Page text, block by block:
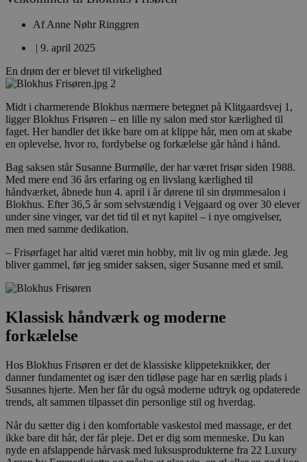
AfAnne Nøhr Ringgren
| 9. april 2025
En drøm der er blevet til virkelighed
Midt i charmerende Blokhus nærmere betegnet på Klitgaardsvej 1,
ligger Blokhus Frisøren – en lille ny salon med stor kærlighed til
faget. Her handler det ikke bare om at klippe hår, men om at skabe
en oplevelse, hvor ro, fordybelse og forkælelse går hånd i hånd.
Bag saksen står Susanne Burmølle, der har været frisør siden 1988.
Med mere end 36 års erfaring og en livslang kærlighed til
håndværket, åbnede hun 4. april i år dørene til sin drømmesalon i
Blokhus. Efter 36,5 år som selvstændig i Vejgaard og over 30 elever
under sine vinger, var det tid til et nyt kapitel – i nye omgivelser,
men med samme dedikation.
– Frisørfaget har altid været min hobby, mit liv og min glæde. Jeg
bliver gammel, før jeg smider saksen, siger Susanne med et smil.
Klassisk håndværk og moderne
forkælelse
Hos Blokhus Frisøren er det de klassiske klippeteknikker, der
danner fundamentet og især den tidløse page har en særlig plads i
Susannes hjerte. Men her får du også moderne udtryk og opdaterede
trends, alt sammen tilpasset din personlige stil og hverdag.
Når du sætter dig i den komfortable vaskestol med massage, er det
ikke bare dit hår, der får pleje. Det er dig som menneske. Du kan
nyde en afslappende hårvask med luksusprodukterne fra 22 Luxury